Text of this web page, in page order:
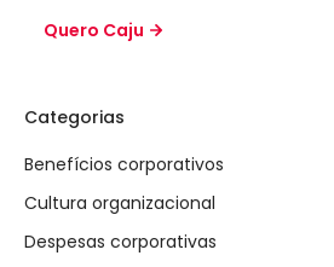
Quero Caju
Categorias
Benefícios corporativos
Cultura organizacional
Despesas corporativas